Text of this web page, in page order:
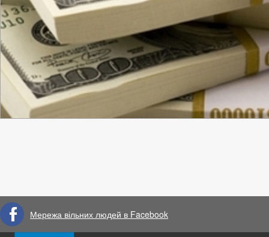
Мережа вільних людей в Facebook